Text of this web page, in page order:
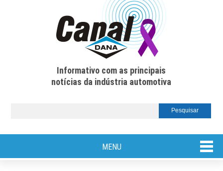
Informativo com as principais
notícias da indústria automotiva
MENU